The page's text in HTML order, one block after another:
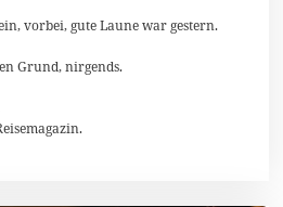
vorbei, gute Laune war gestern.
Grund, nirgends.